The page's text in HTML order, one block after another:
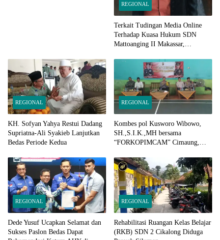
REGIONAL
Terkait Tudingan Media Online
Terhadap Kuasa Hukum SDN
Mattoanging II Makassar,
Penjelasannya
REGIONAL
KH. Sofyan Yahya Restui Dadang
Supriatna-Ali Syakieb Lanjutkan
Bedas Periode Kedua
REGIONAL
Kombes pol Kusworo Wibowo,
SH.,S.I.K.,MH bersama
“FORKOPIMCAM” Cimaung,
Pemilu Serentak 2024
REGIONAL
Dede Yusuf Ucapkan Selamat dan
Sukses Paslon Bedas Dapat
REGIONAL
Rehabilitasi Ruangan Kelas Belajar
(RKB) SDN 2 Cikalong Diduga